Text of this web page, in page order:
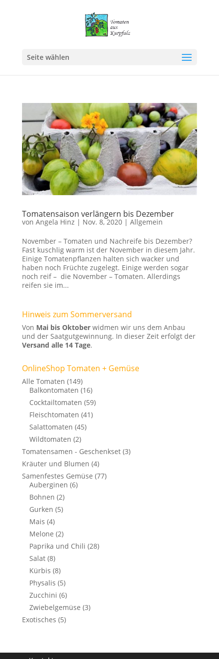
Seite wählen
Tomatensaison verlängern bis Dezember
von Angela Hinz | Nov. 8, 2020| Allgemein
November – Tomaten und Nachreife bis Dezember?
Fast kuschlig warm ist der November in diesem Jahr.
Einige Tomatenpflanzen halten sich wacker und
haben noch Früchte zugelegt. Einige werden sogar
noch reif – die November – Tomaten. Allerdings
reifen sie im...
Hinweis zum Sommerversand
Von Mai bis Oktoberwidmen wir uns dem Anbau
und der Saatgutgewinnung. In dieser Zeit erfolgt der
Versand alle 14 Tage.
OnlineShop Tomaten + Gemüse
Alle Tomaten (149)
Balkontomaten (16)
Cocktailtomaten (59)
Fleischtomaten (41)
Salattomaten (45)
Wildtomaten (2)
Tomatensamen - Geschenkset (3)
Kräuter und Blumen (4)
Samenfestes Gemüse (77)
Auberginen (6)
Bohnen (2)
Gurken (5)
Mais (4)
Melone (2)
Paprika und Chili (28)
Salat (8)
Kürbis (8)
Physalis (5)
Zucchini (6)
Zwiebelgemüse (3)
Exotisches (5)